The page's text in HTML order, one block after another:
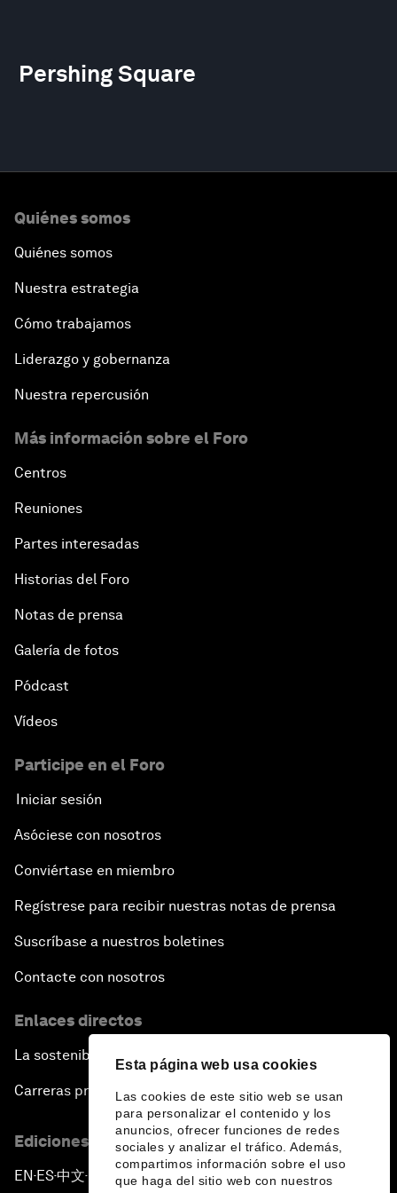
Esta página web usa cookies
Las cookies de este sitio web se usan
para personalizar el contenido y los
anuncios, ofrecer funciones de redes
sociales y analizar el tráfico. Además,
compartimos información sobre el uso
que haga del sitio web con nuestros
Pershing Square
Quiénes somos
Quiénes somos
Nuestra estrategia
Cómo trabajamos
Liderazgo y gobernanza
Nuestra repercusión
Más información sobre el Foro
Centros
Reuniones
Partes interesadas
Historias del Foro
Notas de prensa
Galería de fotos
Pódcast
Vídeos
Participe en el Foro
Iniciar sesión
Asóciese con nosotros
Conviértase en miembro
Regístrese para recibir nuestras notas de prensa
Suscríbase a nuestros boletines
Contacte con nosotros
Enlaces directos
La sostenibilidad en el Foro
Carreras profesionales
Ediciones en otros idiomas
EN ▪ES▪中文▪ 日本語